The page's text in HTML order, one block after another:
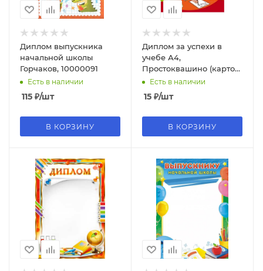
Диплом выпускника
начальной школы
Горчаков, 10000091
Есть в наличии
115 ₽/шт
В КОРЗИНУ
Диплом за успехи в
учебе А4,
Простоквашино (картон
200 г;м), Ш2-12272
Есть в наличии
15 ₽/шт
В КОРЗИНУ